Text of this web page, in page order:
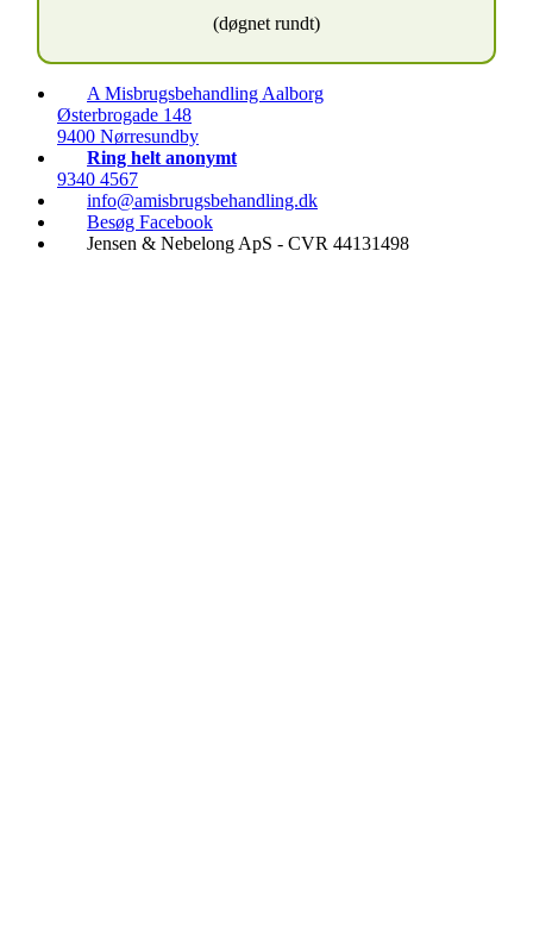
(døgnet rundt)
A Misbrugsbehandling Aalborg
Østerbrogade 148
9400 Nørresundby
Ring helt anonymt
9340 4567
info@amisbrugsbehandling.dk
Besøg Facebook
Jensen & Nebelong ApS - CVR 44131498